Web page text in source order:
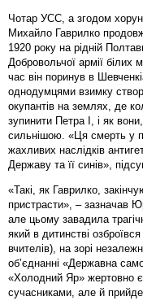
Чотар УСС, а згодом
Михайло Гаврилко
1920 року на рідній
Добровольчої армії білих
час він поринув в
однодумцями взимку
окупантів на землях, де
зупинити Петра І, і як
сильнішою. «Ця смерть у
жахливих наслідків
Державу та її синів»,
«Такі, як Гаврилко,
пристрасти», – зазначав
але цьому завадила
який в дитинстві
вчителів), на зорі
об’єднанні «Державна
«Холодний Яр» жертовно
сучасниками, але й